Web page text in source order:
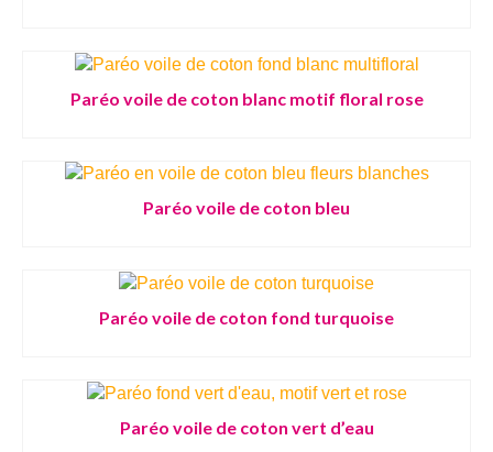
Paréo voile de coton blanc motif floral rose
Paréo voile de coton bleu
Paréo voile de coton fond turquoise
Paréo voile de coton vert d’eau